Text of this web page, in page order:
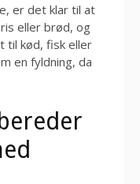
er det klar til at
eller brød, og
til kød, fisk eller
en fyldning, da